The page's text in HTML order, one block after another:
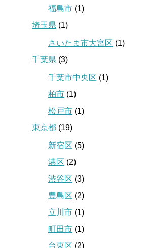
福島市 (1)
埼玉県 (1)
さいたま市大宮区 (1)
千葉県 (3)
千葉市中央区 (1)
柏市 (1)
松戸市 (1)
東京都 (19)
新宿区 (5)
港区 (2)
渋谷区 (3)
豊島区 (2)
立川市 (1)
町田市 (1)
台東区 (2)